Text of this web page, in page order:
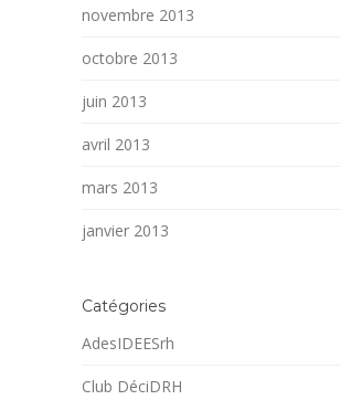
novembre 2013
octobre 2013
juin 2013
avril 2013
mars 2013
janvier 2013
Catégories
AdesIDEESrh
Club DéciDRH